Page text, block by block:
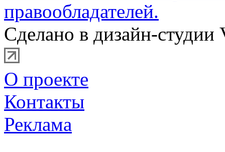
правообладателей.
Сделано в дизайн-студии
О проекте
Контакты
Реклама